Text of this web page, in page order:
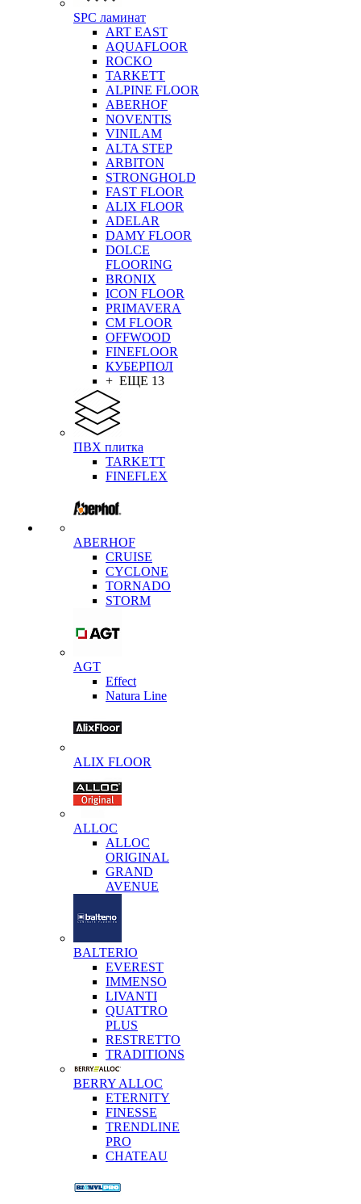
SPC ламинат
ART EAST
AQUAFLOOR
ROCKO
TARKETT
ALPINE FLOOR
ABERHOF
NOVENTIS
VINILAM
ALTA STEP
ARBITON
STRONGHOLD
FAST FLOOR
ALIX FLOOR
ADELAR
DAMY FLOOR
DOLCE
FLOORING
BRONIX
ICON FLOOR
PRIMAVERA
CM FLOOR
OFFWOOD
FINEFLOOR
КУБЕРПОЛ
+ ЕЩЕ 13
ПВХ плитка
TARKETT
FINEFLEX
ABERHOF
CRUISE
CYCLONE
TORNADO
STORM
AGT
Effect
Natura Line
ALIX FLOOR
ALLOC
ALLOC
ORIGINAL
GRAND
AVENUE
BALTERIO
EVEREST
IMMENSO
LIVANTI
QUATTRO
PLUS
RESTRETTO
TRADITIONS
BERRY ALLOC
ETERNITY
FINESSE
TRENDLINE
PRO
CHATEAU